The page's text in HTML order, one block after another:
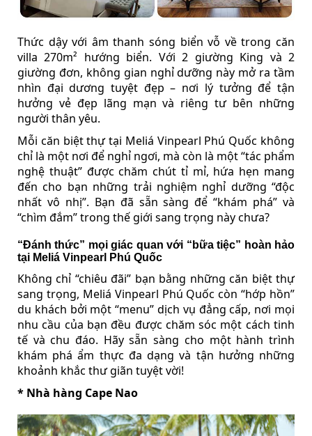
Thức dậy với âm thanh sóng biển vỗ về trong căn
villa 270m² hướng biển. Với 2 giường King và 2
giường đơn, không gian nghỉ dưỡng này mở ra tầm
nhìn đại dương tuyệt đẹp – nơi lý tưởng để tận
hưởng vẻ đẹp lãng mạn và riêng tư bên những
người thân yêu.
Mỗi căn biệt thự tại Meliá Vinpearl Phú Quốc không
chỉ là một nơi để nghỉ ngơi, mà còn là một “tác phẩm
nghệ thuật” được chăm chút tỉ mỉ, hứa hẹn mang
đến cho bạn những trải nghiệm nghỉ dưỡng “độc
nhất vô nhị”. Bạn đã sẵn sàng để “khám phá” và
“chìm đắm” trong thế giới sang trọng này chưa?
“Đánh thức” mọi giác quan với “bữa tiệc” hoàn hảo
tại Meliá Vinpearl Phú Quốc
Không chỉ “chiêu đãi” bạn bằng những căn biệt thự
sang trọng, Meliá Vinpearl Phú Quốc còn “hớp hồn”
du khách bởi một “menu” dịch vụ đẳng cấp, nơi mọi
nhu cầu của bạn đều được chăm sóc một cách tinh
tế và chu đáo. Hãy sẵn sàng cho một hành trình
khám phá ẩm thực đa dạng và tận hưởng những
khoảnh khắc thư giãn tuyệt vời!
* Nhà hàng Cape Nao